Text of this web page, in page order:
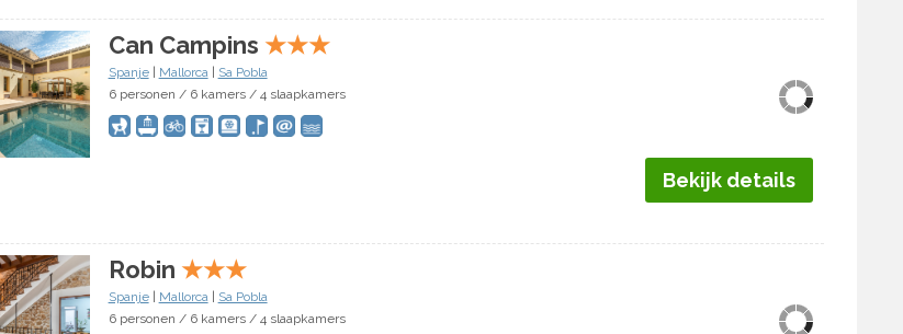
Can Campins ★★★
Spanje| Mallorca|
Sa Pobla
6 personen / 6 kamers / 4 slaapkamers
Bekijk details
Robin ★★★
Spanje| Mallorca|
Sa Pobla
6 personen / 6 kamers / 4 slaapkamers